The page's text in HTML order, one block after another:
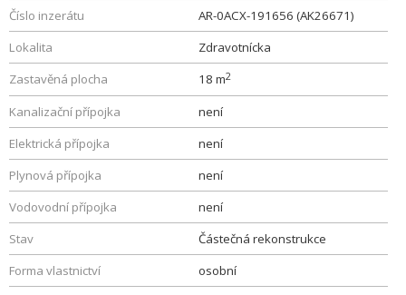
Číslo inzerátu
AR-0ACX-191656 (AK26671)
Lokalita
Zdravotnícka
Zastavěná plocha
18 m2
Kanalizační přípojka
není
Elektrická přípojka
není
Plynová přípojka
není
Vodovodní přípojka
není
Stav
Částečná rekonstrukce
Forma vlastnictví
osobní